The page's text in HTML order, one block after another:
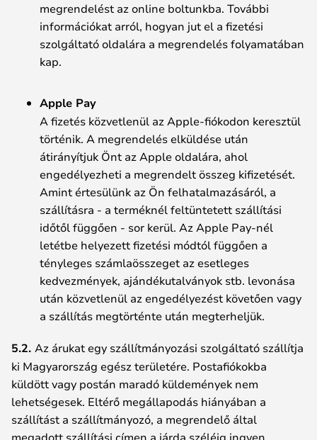
megrendelést az online boltunkba. További
információkat arról, hogyan jut el a fizetési
szolgáltató oldalára a megrendelés folyamatában
kap.
Apple Pay
A fizetés közvetlenül az Apple-fiókodon keresztül
történik. A megrendelés elküldése után
átirányítjuk Önt az Apple oldalára, ahol
engedélyezheti a megrendelt összeg kifizetését.
Amint értesülünk az Ön felhatalmazásáról, a
szállításra - a terméknél feltüntetett szállítási
időtől függően - sor kerül. Az Apple Pay-nél
letétbe helyezett fizetési módtól függően a
tényleges számlaösszeget az esetleges
kedvezmények, ajándékutalványok stb. levonása
után közvetlenül az engedélyezést követően vagy
a szállítás megtörténte után megterheljük.
5.2. Az árukat egy szállítmányozási szolgáltató szállítja
ki Magyarország egész területére. Postafiókokba
küldött vagy postán maradó küldemények nem
lehetségesek. Eltérő megállapodás hiányában a
szállítást a szállítmányozó, a megrendelő által
megadott szállítási címen a járda széléig ingyen